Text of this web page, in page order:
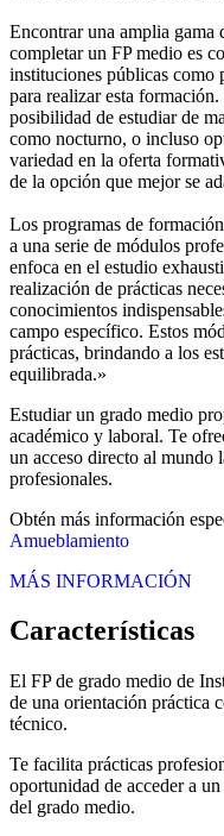
Encontrar una amplia gama
completar un FP medio es
instituciones públicas como
para realizar esta
posibilidad de estudiar de
como nocturno, o incluso
variedad en la oferta
de la opción que mejor se
Los programas de
a una serie de módulos
enfoca en el estudio
realización de prácticas
conocimientos
campo específico. Estos
prácticas, brindando a los
equilibrada.»
Estudiar un grado medio
académico y laboral. Te
un acceso directo al mundo
profesionales.
Obtén más información
Amueblamiento
MÁS INFORMACIÓN
Características
El FP de grado medio de
de una orientación práctica
técnico.
Te facilita prácticas
oportunidad de acceder a
del grado medio.